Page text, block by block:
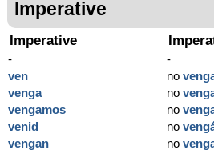
Imperative
Imperative
-
ven
venga
vengamos
venid
vengan
-
no
no
no
no
no